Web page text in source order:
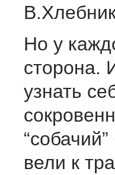
Но у
сторона.
узнать
вели к